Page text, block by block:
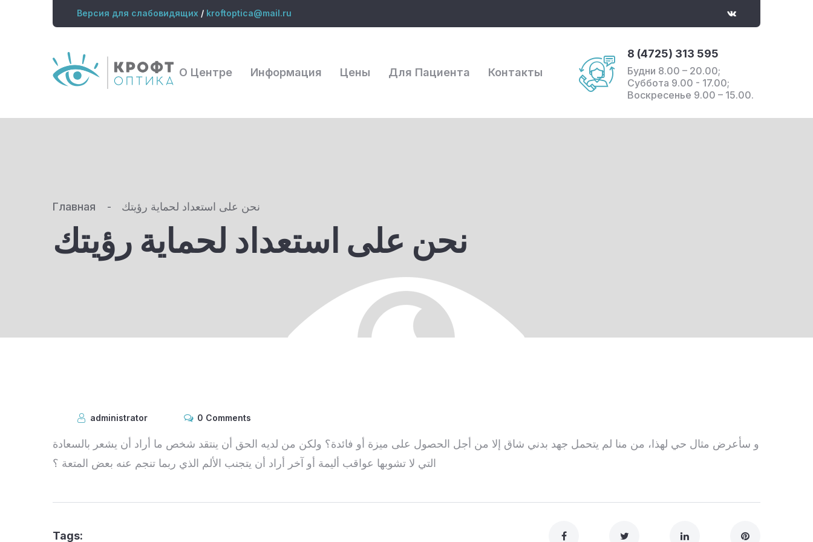
Версия для слабовидящих / kroftoptica@mail.ru
О Центре Информация Цены Для Пациента Контакты
8 (4725) 313 595
Будни 8.00 – 20.00;
Суббота 9.00 - 17.00;
Воскресенье 9.00 – 15.00.
Главная نحن على استعداد لحماية رؤيتك
نحن على استعداد لحماية رؤيتك
administrator 0 Comments
و سأعرض مثال حي لهذا، من منا لم يتحمل جهد بدني شاق إلا من أجل الحصول على ميزة أو فائدة؟ ولكن من لديه الحق أن ينتقد شخص ما أراد أن يشعر بالسعادة
التي لا تشوبها عواقب أليمة أو آخر أراد أن يتجنب الألم الذي ربما تنجم عنه بعض المتعة ؟
Tags: